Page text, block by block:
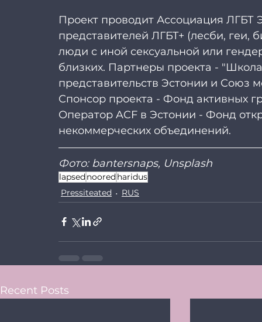
Проект проводит Ассоциация
представителей ЛГБТ+ (лесби, геи,
люди с иной сексуальной или
близких. Партнеры проекта -
представительств Эстонии и
Спонсор проекта - Фонд активных
Оператор ACF в Эстонии - Фонд
некоммерческих объединений.
Фото: bantersnaps, Unsplash
lapsednooredharidus
Pressiteated
RUS
Recent Posts